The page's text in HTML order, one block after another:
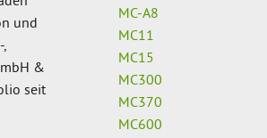
und
&
seit
MC-A8
MC11
MC15
MC300
MC370
MC600